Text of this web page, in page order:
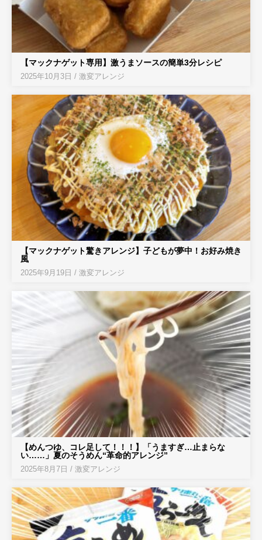
【マックナゲット専用】激うまソースの簡単3分レシピ
2025年10月3日 / 激変アレンジ
【マックナゲット驚きアレンジ】子どもが夢中！お好み焼き
風
2025年9月19日 / 激変アレンジ
【めんつゆ、コレ足して！！！】「うますぎ…止まらな
い……」夏のそうめん“革命的アレンジ”
2025年8月7日 / 激変アレンジ